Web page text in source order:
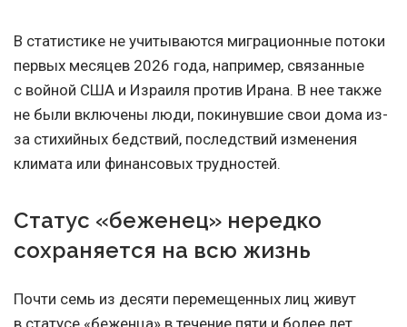
В статистике не учитываются миграционные потоки
первых месяцев 2026 года, например, связанные
с войной США и Израиля против Ирана. В нее также
не были включены люди, покинувшие свои дома из-
за стихийных бедствий, последствий изменения
климата или финансовых трудностей.
Статус «беженец» нередко
сохраняется на всю жизнь
Почти семь из десяти перемещенных лиц живут